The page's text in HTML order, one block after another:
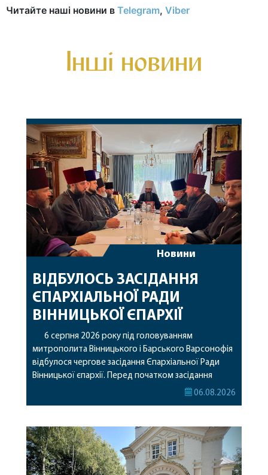
Читайте наші новини в Telegram, Viber
Інші новини
Новини
ВІДБУЛОСЬ ЗАСІДАННЯ
ЄПАРХІАЛЬНОЇ РАДИ
ВІННИЦЬКОЇ ЄПАРХІЇ
6 серпня 2026 року під головуванням
митрополита Вінницького і Барського Варсонофія
відбулося чергове засідання Єпархіальної Ради
Вінницької єпархії. Перед початком засідання
секретар Єпархіальної Ради від імені членів Ради
побажавши йому міцного здоров’я, Божої
допомоги, миру, духовної радості та
благословенних успіхів у подальшому
архіпастирському служінні. […]
06.08.2026